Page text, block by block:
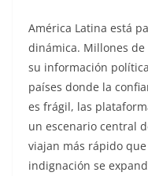
América Latina está
dinámica. Millones
su información
países donde la
es frágil, las
un escenario central
viajan más rápido
indignación se